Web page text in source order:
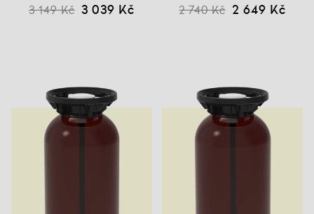
3 149 Kč 3 039 Kč 2 740 Kč 2 649 Kč